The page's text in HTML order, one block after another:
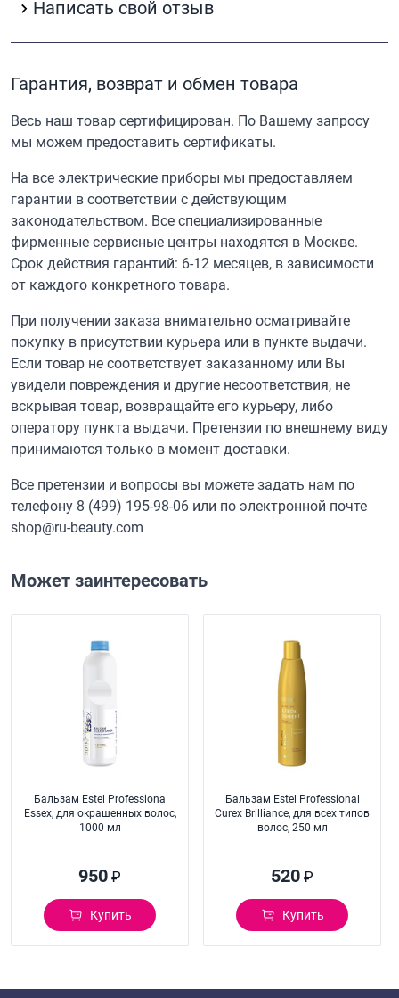
Написать свой отзыв
Гарантия, возврат и обмен товара
Весь наш товар сертифицирован. По Вашему запросу
мы можем предоставить сертификаты.
На все электрические приборы мы предоставляем
гарантии в соответствии с действующим
законодательством. Все специализированные
фирменные сервисные центры находятся в Москве.
Срок действия гарантий: 6-12 месяцев, в зависимости
от каждого конкретного товара.
При получении заказа внимательно осматривайте
покупку в присутствии курьера или в пункте выдачи.
Если товар не соответствует заказанному или Вы
увидели повреждения и другие несоответствия, не
вскрывая товар, возвращайте его курьеру, либо
оператору пункта выдачи. Претензии по внешнему виду
принимаются только в момент доставки.
Все претензии и вопросы вы можете задать нам по
телефону 8 (499) 195-98-06 или по электронной почте
shop@ru-beauty.com
Может заинтересовать
Бальзам Estel Professiona
Essex, для окрашенных волос,
1000 мл
950 ₽
Купить
Бальзам Estel Professional
Curex Brilliance, для всех типов
волос, 250 мл
520 ₽
Купить